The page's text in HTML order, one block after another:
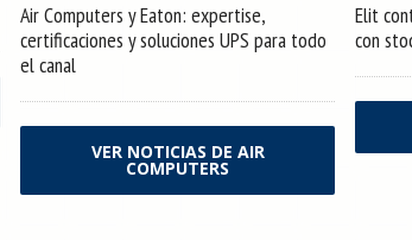
Air Computers y Eaton: expertise,
certificaciones y soluciones UPS para todo
el canal
VER NOTICIAS DE AIR
COMPUTERS
Elit
con